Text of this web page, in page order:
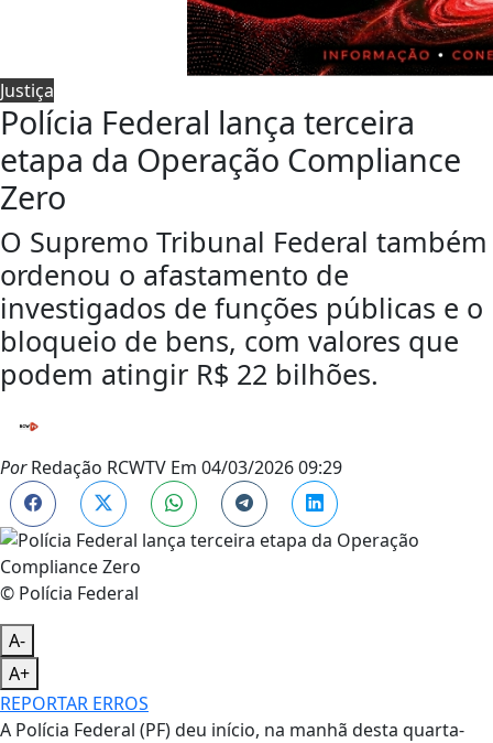
Justiça
Polícia Federal lança terceira
etapa da Operação Compliance
Zero
O Supremo Tribunal Federal também
ordenou o afastamento de
investigados de funções públicas e o
bloqueio de bens, com valores que
podem atingir R$ 22 bilhões.
PorRedação RCWTV Em 04/03/2026 09:29
© Polícia Federal
A-
A+
REPORTAR ERROS
A Polícia Federal (PF) deu início, na manhã desta quarta-